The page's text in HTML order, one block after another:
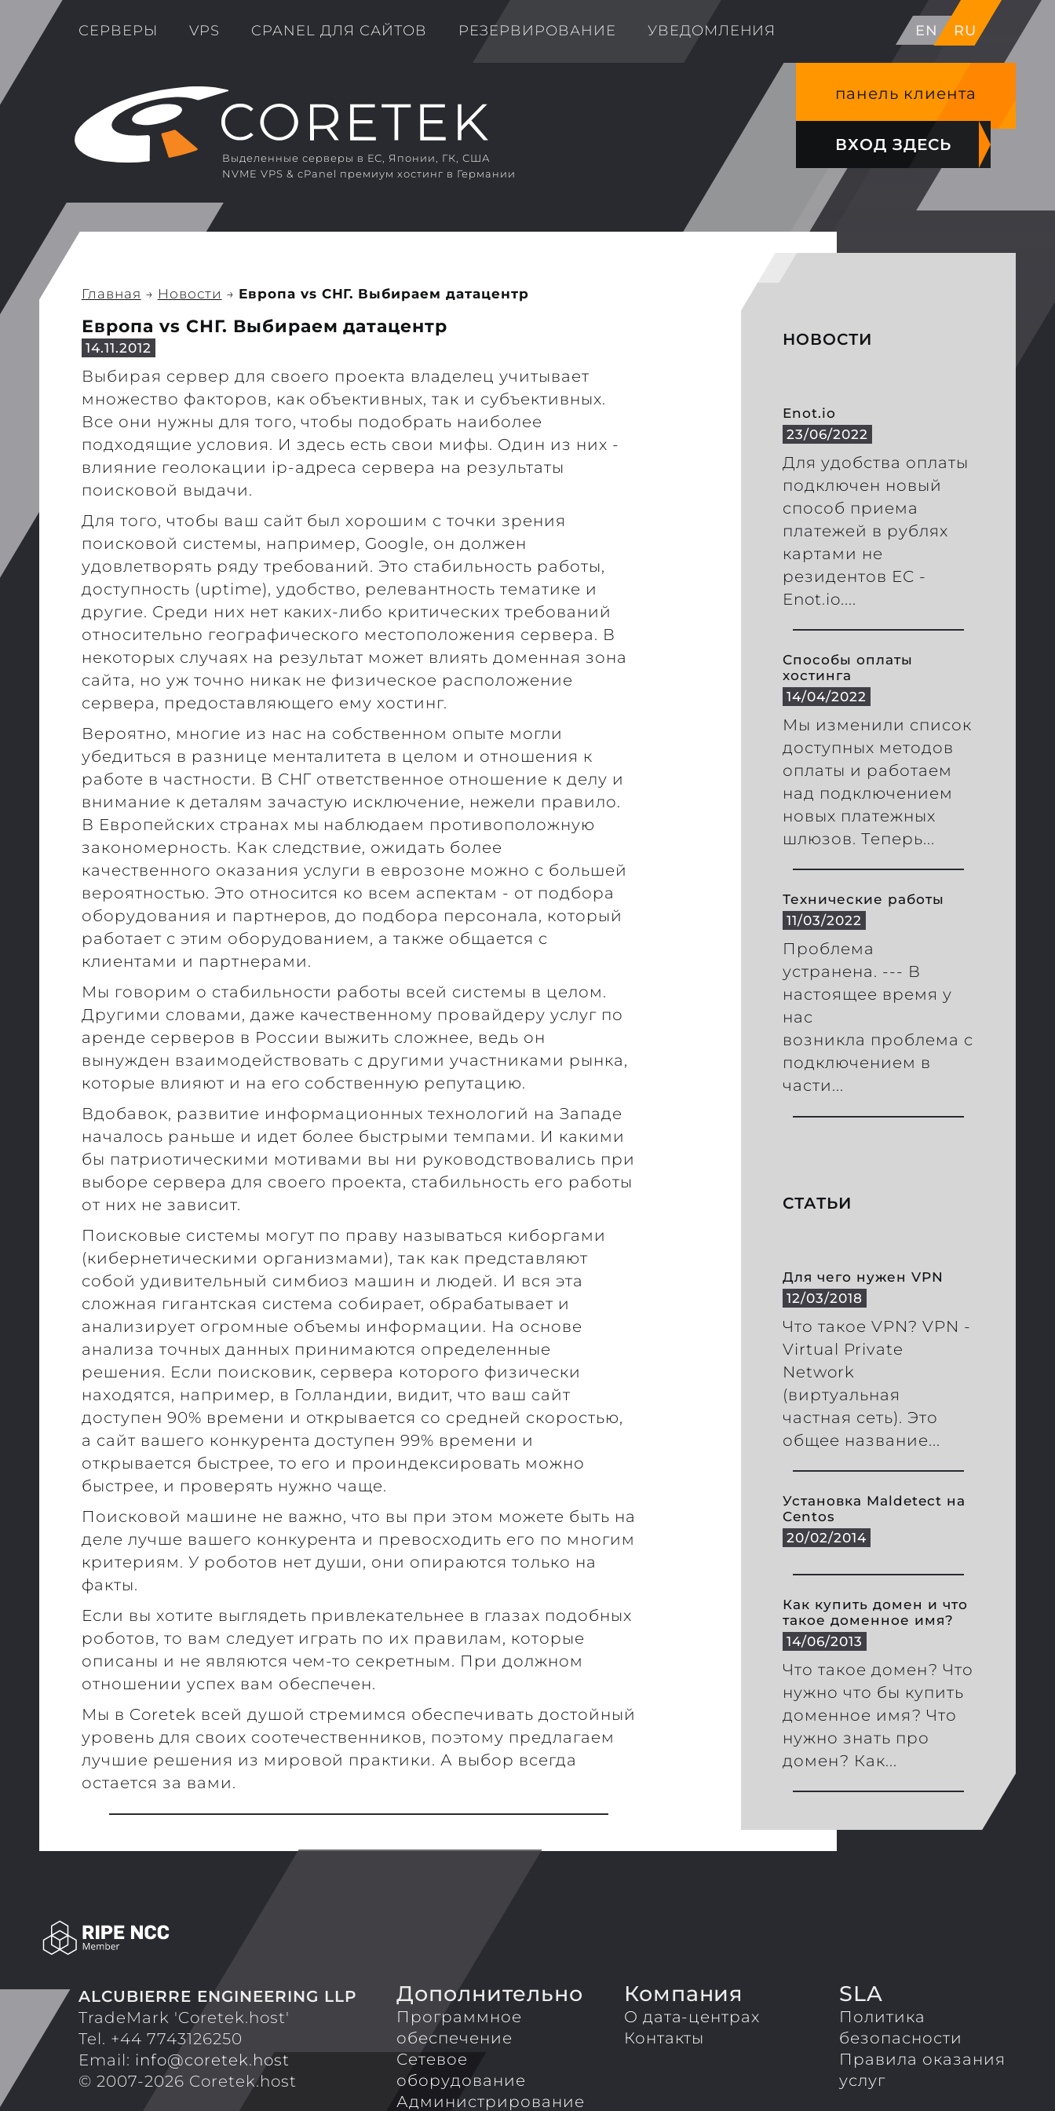
СЕРВЕРЫ VPS CPANEL ДЛЯ САЙТОВ РЕЗЕРВИРОВАНИЕ УВЕДОМЛЕНИЯ EN RU
Выделенные серверы в ЕС, Японии, ГК, США
NVME VPS & cPanel премиум хостинг в Германии
панель клиента
ВХОД ЗДЕСЬ
Главная → Новости → Европа vs СНГ. Выбираем датацентр
Европа vs СНГ. Выбираем датацентр
14.11.2012
Выбирая сервер для своего проекта владелец учитывает
множество факторов, как объективных, так и субъективных.
Все они нужны для того, чтобы подобрать наиболее
подходящие условия. И здесь есть свои мифы. Один из них -
влияние геолокации ip-адреса сервера на результаты
поисковой выдачи.
Для того, чтобы ваш сайт был хорошим с точки зрения
поисковой системы, например, Google, он должен
удовлетворять ряду требований. Это стабильность работы,
доступность (uptime), удобство, релевантность тематике и
другие. Среди них нет каких-либо критических требований
относительно географического местоположения сервера. В
некоторых случаях на результат может влиять доменная зона
сайта, но уж точно никак не физическое расположение
сервера, предоставляющего ему хостинг.
Вероятно, многие из нас на собственном опыте могли
убедиться в разнице менталитета в целом и отношения к
работе в частности. В СНГ ответственное отношение к делу и
внимание к деталям зачастую исключение, нежели правило.
В Европейских странах мы наблюдаем противоположную
закономерность. Как следствие, ожидать более
качественного оказания услуги в еврозоне можно с большей
вероятностью. Это относится ко всем аспектам - от подбора
оборудования и партнеров, до подбора персонала, который
работает с этим оборудованием, а также общается с
клиентами и партнерами.
Мы говорим о стабильности работы всей системы в целом.
Другими словами, даже качественному провайдеру услуг по
аренде серверов в России выжить сложнее, ведь он
вынужден взаимодействовать с другими участниками рынка,
которые влияют и на его собственную репутацию.
Вдобавок, развитие информационных технологий на Западе
началось раньше и идет более быстрыми темпами. И какими
бы патриотическими мотивами вы ни руководствовались при
выборе сервера для своего проекта, стабильность его работы
от них не зависит.
Поисковые системы могут по праву называться киборгами
(кибернетическими организмами), так как представляют
собой удивительный симбиоз машин и людей. И вся эта
сложная гигантская система собирает, обрабатывает и
анализирует огромные объемы информации. На основе
анализа точных данных принимаются определенные
решения. Если поисковик, сервера которого физически
находятся, например, в Голландии, видит, что ваш сайт
доступен 90% времени и открывается со средней скоростью,
а сайт вашего конкурента доступен 99% времени и
открывается быстрее, то его и проиндексировать можно
быстрее, и проверять нужно чаще.
Поисковой машине не важно, что вы при этом можете быть на
деле лучше вашего конкурента и превосходить его по многим
критериям. У роботов нет души, они опираются только на
факты.
Если вы хотите выглядеть привлекательнее в глазах подобных
роботов, то вам следует играть по их правилам, которые
описаны и не являются чем-то секретным. При должном
отношении успех вам обеспечен.
Мы в Coretek всей душой стремимся обеспечивать достойный
уровень для своих соотечественников, поэтому предлагаем
лучшие решения из мировой практики. А выбор всегда
остается за вами.
НОВОСТИ
Enot.io
23/06/2022
Для удобства оплаты
подключен новый
способ приема
платежей в рублях
картами не
резидентов ЕС -
Enot.io....
Способы оплаты
хостинга
14/04/2022
Мы изменили список
доступных методов
оплаты и работаем
над подключением
новых платежных
шлюзов. Теперь...
Технические работы
11/03/2022
Проблема
устранена. --- В
настоящее время у
нас
возникла проблема с
подключением в
части...
СТАТЬИ
Для чего нужен VPN
12/03/2018
Что такое VPN? VPN -
Virtual Private
Network
(виртуальная
частная сеть). Это
общее название...
Установка Maldetect на
Centos
20/02/2014
Как купить домен и что
такое доменное имя?
14/06/2013
Что такое домен? Что
нужно что бы купить
доменное имя? Что
нужно знать про
домен? Как...
ALCUBIERRE ENGINEERING LLP
TradeMark 'Coretek.host'
Tel. +44 7743126250
Email: info@coretek.host
© 2007-2026 Coretek.host
Дополнительно
Программное
обеспечение
Сетевое
оборудование
Администрирование
Компания
О дата-центрах
Контакты
SLA
Политика
безопасности
Правила оказания
услуг